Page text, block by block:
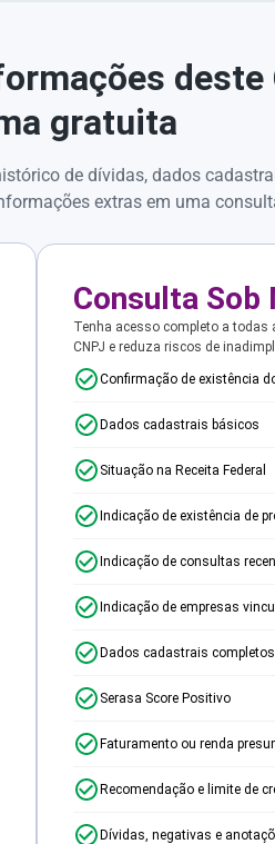
deste
gratuita
de dívidas, dados
extras em uma
Consulta Sob
Tenha acesso completo a todas
CNPJ e reduza riscos de
Confirmação de existência
Dados cadastrais básicos
Situação na Receita Federal
Indicação de existência de
Indicação de consultas
Indicação de empresas
Dados cadastrais completos
Serasa Score Positivo
Faturamento ou renda
Recomendação e limite de
Dívidas, negativas e